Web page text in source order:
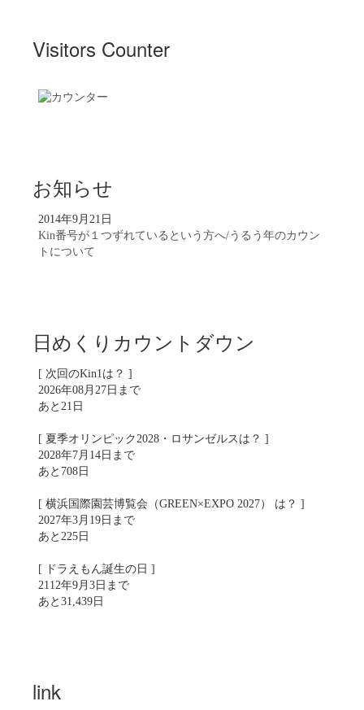
Visitors Counter
お知らせ
2014年9月21日
Kin番号が１つずれているという方へ/うるう年のカウン
トについて
日めくりカウントダウン
[ 次回のKin1は？ ]
2026年08月27日まで
あと21日
[ 夏季オリンピック2028・ロサンゼルスは？ ]
2028年7月14日まで
あと708日
[ 横浜国際園芸博覧会（GREEN×EXPO 2027） は？ ]
2027年3月19日まで
あと225日
[ ドラえもん誕生の日 ]
2112年9月3日まで
あと31,439日
link